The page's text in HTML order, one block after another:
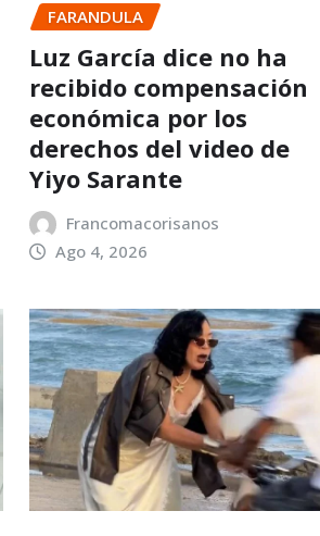
FARANDULA
Luz García dice no ha
recibido compensación
económica por los
derechos del video de
Yiyo Sarante
Francomacorisanos
Ago 4, 2026